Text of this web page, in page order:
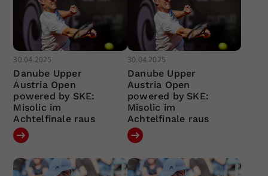
30.04.2025
Danube Upper
Austria Open
powered by SKE:
Misolic im
Achtelfinale raus
30.04.2025
Danube Upper
Austria Open
powered by SKE:
Misolic im
Achtelfinale raus